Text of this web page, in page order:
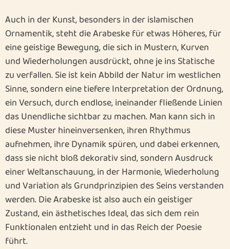
Auch in der Kunst, besonders in der islamischen
Ornamentik, steht die Arabeske für etwas Höheres, für
eine geistige Bewegung, die sich in Mustern, Kurven
und Wiederholungen ausdrückt, ohne je ins Statische
zu verfallen. Sie ist kein Abbild der Natur im westlichen
Sinne, sondern eine tiefere Interpretation der Ordnung,
ein Versuch, durch endlose, ineinander fließende Linien
das Unendliche sichtbar zu machen. Man kann sich in
diese Muster hineinversenken, ihren Rhythmus
aufnehmen, ihre Dynamik spüren, und dabei erkennen,
dass sie nicht bloß dekorativ sind, sondern Ausdruck
einer Weltanschauung, in der Harmonie, Wiederholung
und Variation als Grundprinzipien des Seins verstanden
werden. Die Arabeske ist also auch ein geistiger
Zustand, ein ästhetisches Ideal, das sich dem rein
Funktionalen entzieht und in das Reich der Poesie
führt.